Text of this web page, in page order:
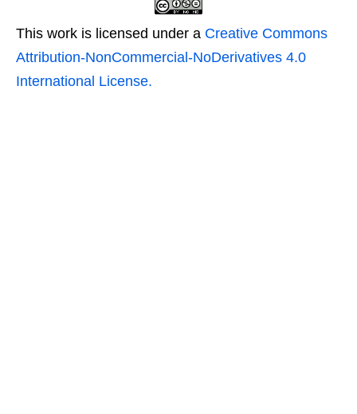
This work is licensed under a Creative Commons
Attribution-NonCommercial-NoDerivatives 4.0
International License.